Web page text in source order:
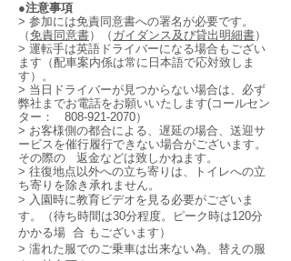
●注意事項
> 参加には免責同意書への署名が必要です。
（免責同意書）（ ガイダンス及び貸出明細書）
> 運転手は英語ドライバーになる場合もござい
ます（配車案内係は常に日本語で応対致しま
す）。
> 当日ドライバーが見つからない場合は、必ず
弊社までお電話をお願いいたします(コールセン
ター： 808-921-2070）
> お客様側の都合による、遅延の場合、送迎サ
ービスを催行履行できない場合がございます。
その際の 返金などは致しかねます。
> 往復地点以外への立ち寄りは、トイレへの立
ち寄りを除き承れません。
> 入園時に教育ビデオを見る必要がございま
す。（待ち時間は30分程度。ピーク時は120分
かかる場 合 もございます）
> 濡れた服でのご乗車は出来ない為、替えの服